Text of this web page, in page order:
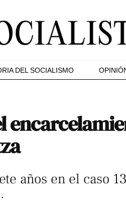
DEL SOCIALISMO
años en el caso